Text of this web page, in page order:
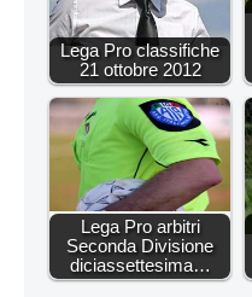
Lega Pro classifiche
21 ottobre 2012
Lega Pro arbitri
Seconda Divisione
diciassettesima…